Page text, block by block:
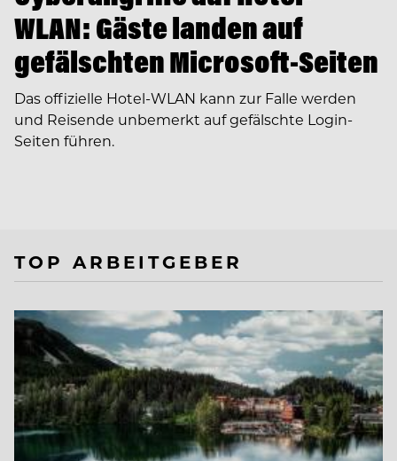
WLAN: Gäste landen auf
gefälschten Microsoft-Seiten
Das offizielle Hotel-WLAN kann zur Falle werden
und Reisende unbemerkt auf gefälschte Login-
Seiten führen.
TOP ARBEITGEBER